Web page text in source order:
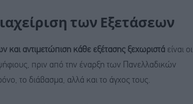
των Εξετάσεων
αντιμετώπιση κάθε εξέτασης ξεχωριστά είναι οι
πριν από την έναρξη των Πανελλαδικών
το διάβασμα, αλλά και το άγχος τους.